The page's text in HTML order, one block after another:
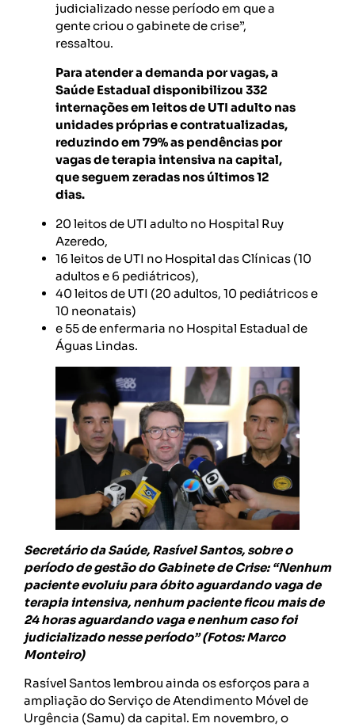
judicializado nesse período em que a
gente criou o gabinete de crise”,
ressaltou.
Para atender a demanda por vagas, a
Saúde Estadual disponibilizou 332
internações em leitos de UTI adulto nas
unidades próprias e contratualizadas,
reduzindo em 79% as pendências por
vagas de terapia intensiva na capital,
que seguem zeradas nos últimos 12
dias.
20 leitos de UTI adulto no Hospital Ruy
Azeredo,
16 leitos de UTI no Hospital das Clínicas (10
adultos e 6 pediátricos),
40 leitos de UTI (20 adultos, 10 pediátricos e
10 neonatais)
e 55 de enfermaria no Hospital Estadual de
Águas Lindas.
Secretário da Saúde, Rasível Santos, sobre o
período de gestão do Gabinete de Crise: “Nenhum
paciente evoluiu para óbito aguardando vaga de
terapia intensiva, nenhum paciente ficou mais de
24 horas aguardando vaga e nenhum caso foi
judicializado nesse período” (Fotos: Marco
Monteiro)
Rasível Santos lembrou ainda os esforços para a
ampliação do Serviço de Atendimento Móvel de
Urgência (Samu) da capital. Em novembro, o